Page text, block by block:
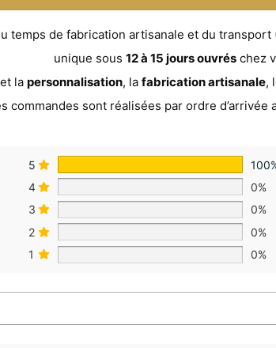
temps de fabrication artisanale et du
unique sous 12 à 15 jours ouvréschez
et la personnalisation, la fabrication artisanale,
commandes sont réalisées par ordre
5
4
0%
3
0%
2
0%
1
0%